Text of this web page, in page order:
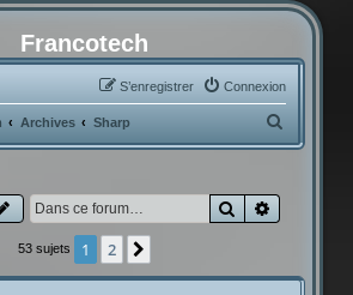
Francotech
Connexion
S’enregistrer
Archives Sharp
e
Rechercher
53 sujets 1 2